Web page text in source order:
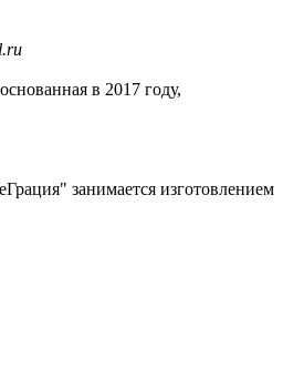
в 2017 году,
занимается изготовлением